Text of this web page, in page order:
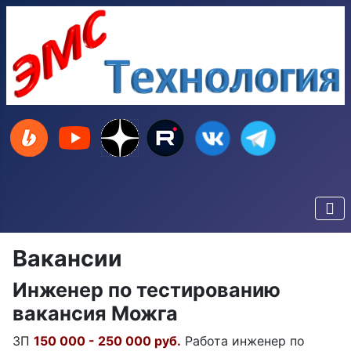
Вакансии
Инженер по тестированию
вакансия Можга
ЗП 150 000 - 250 000 руб. Работа инженер по